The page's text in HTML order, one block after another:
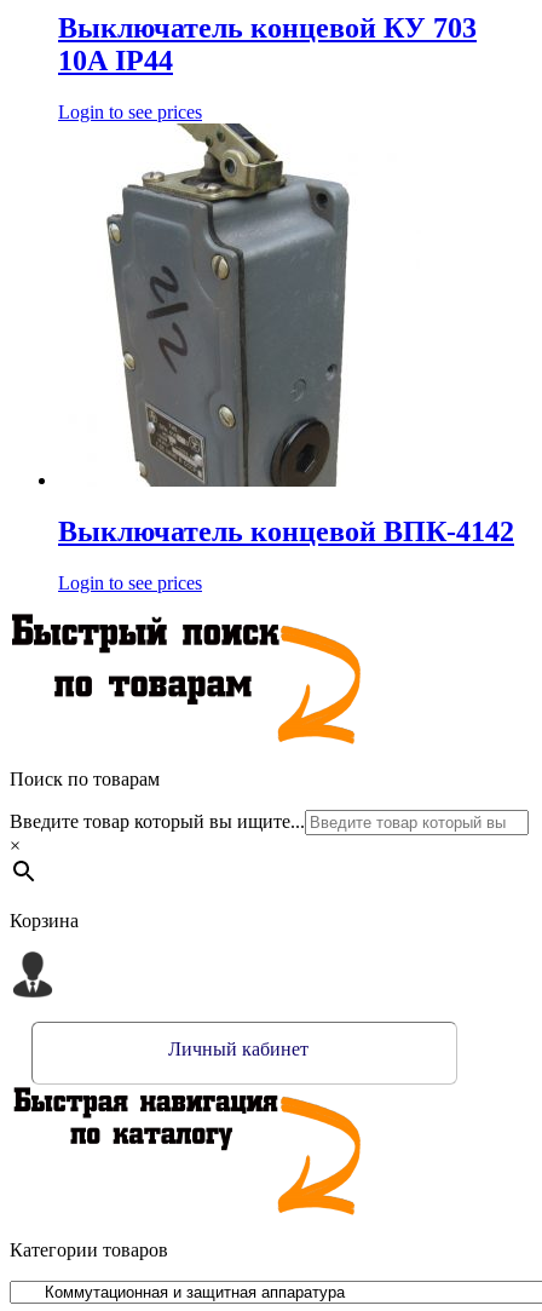
Выключатель концевой КУ 703
10А IP44
Login to see prices
Выключатель концевой ВПК-4142
Login to see prices
Поиск по товарам
Введите товар который вы ищите...
×
Корзина
Личный кабинет
Категории товаров